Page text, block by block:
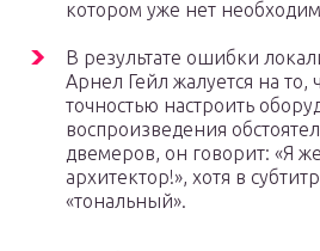
котором уже нет
В результате ошибки
Арнел Гейл жалуется на то,
точностью настроить
воспроизведения
двемеров, он говорит: «Я
архитектор!», хотя в
«тональный».